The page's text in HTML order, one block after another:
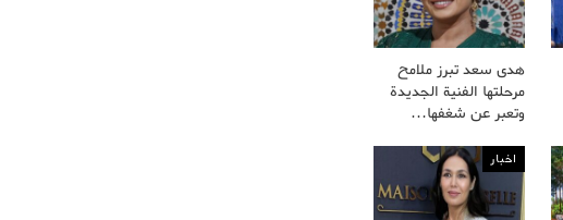
هدى سعد تبرز ملامح
مرحلتها الفنية الجديدة
وتعبر عن شغفها…
اخبار